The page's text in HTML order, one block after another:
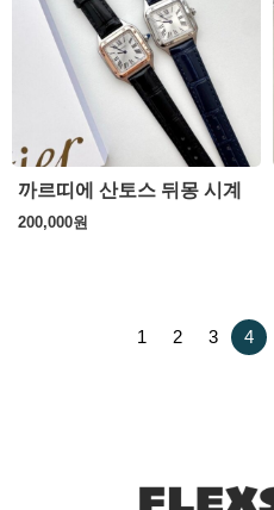
까르띠에 산토스 뒤몽 시계
200,000원
1 2 3 4